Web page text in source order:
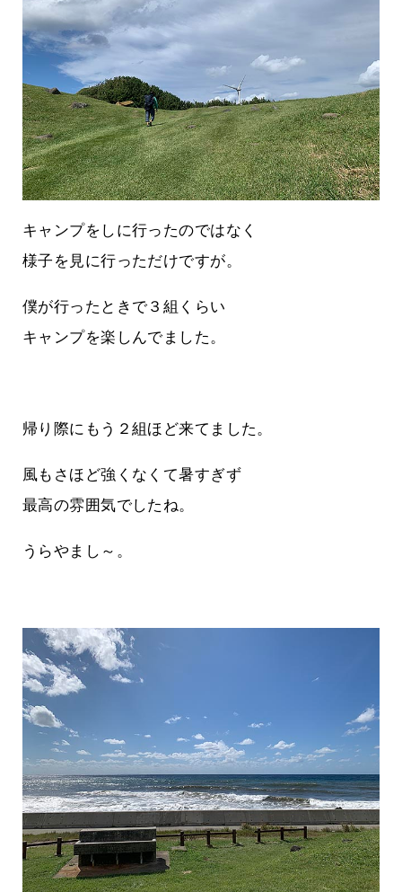
キャンプをしに行ったのではなく
様子を見に行っただけですが。
僕が行ったときで３組くらい
キャンプを楽しんでました。
帰り際にもう２組ほど来てました。
風もさほど強くなくて暑すぎず
最高の雰囲気でしたね。
うらやまし～。